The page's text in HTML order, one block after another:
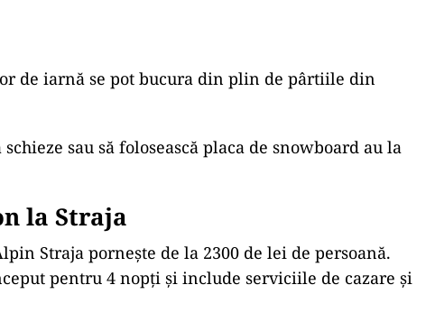
de iarnă se pot bucura din plin de pârtiile din
sau să folosească placa de snowboard au la
la Straja
Straja pornește de la 2300 de lei de persoană.
pentru 4 nopți și include serviciile de cazare și